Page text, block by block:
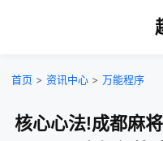
首页 > 资讯中心 > 万能程序
核心心法!成都麻